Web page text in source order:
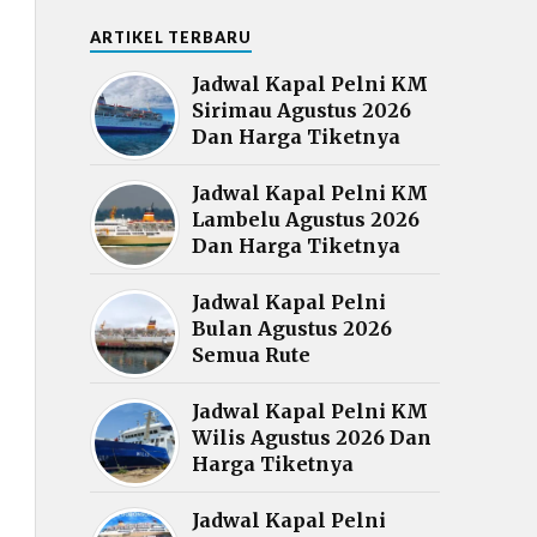
ARTIKEL TERBARU
Jadwal Kapal Pelni KM
Sirimau Agustus 2026
Dan Harga Tiketnya
Jadwal Kapal Pelni KM
Lambelu Agustus 2026
Dan Harga Tiketnya
Jadwal Kapal Pelni
Bulan Agustus 2026
Semua Rute
Jadwal Kapal Pelni KM
Wilis Agustus 2026 Dan
Harga Tiketnya
Jadwal Kapal Pelni